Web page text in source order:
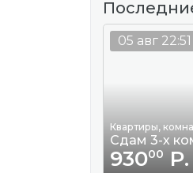
Квартиры,
Сдам 3-х
93000Р.
05 авг 22:51